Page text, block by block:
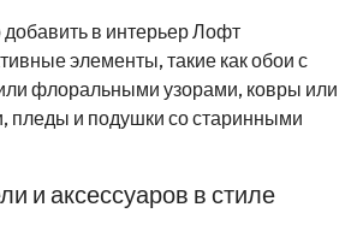
в интерьер Лофт
элементы, такие как обои с
флоральными узорами, ковры или
пледы и подушки со старинными
и аксессуаров в стиле